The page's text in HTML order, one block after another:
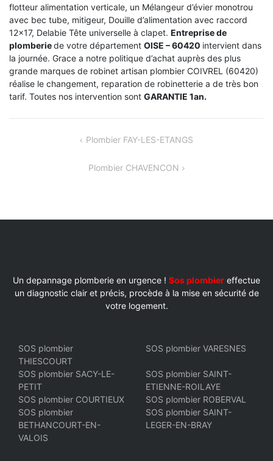
flotteur alimentation verticale, un Mélangeur d’évier monotrou
avec bec tube, mitigeur, Douille d’alimentation avec raccord
12×17, Delabie Tête universelle à clapet. Entreprise de
plomberiede votre département OISE – 60420 intervient dans
la journée. Grace a notre politique d’achat auprès des plus
grande marques de robinet artisan plombier COIVREL (60420)
réalise le changement, reparation de robinetterie a de très bon
tarif. Toutes nos intervention sont GARANTIE 1an.
NAVIGATION Plombier FAY-LES-ETANGS
Plombier CHAVENCON
Un depannage plomberie en urgence ! Sos plombier effectue
un diagnostic clair et précis, procède à la mise en sécurité de
votre logement.
SOS plombier
THIESCOURT
SOS plombier VARESNES
SOS plombier SACY-LE-
PETIT
SOS plombier SAINT-
ETIENNE-ROILAYE
SOS plombier COURTIEUX
SOS plombier ROBERVAL
SOS plombier
BETHANCOURT-EN-
VALOIS
SOS plombier SAINT-
LEGER-EN-BRAY